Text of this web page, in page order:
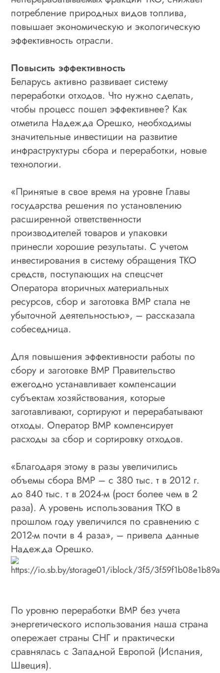
потребление природных видов топлива,
повышает экономическую и экологическую
эффективность отрасли.
Повысить эффективность
Беларусь активно развивает систему
переработки отходов. Что нужно сделать,
чтобы процесс пошел эффективнее? Как
отметила Надежда Орешко, необходимы
значительные инвестиции на развитие
инфраструктуры сбора и переработки, новые
технологии.
«Принятые в свое время на уровне Главы
государства решения по установлению
расширенной ответственности
производителей товаров и упаковки
принесли хорошие результаты. С учетом
инвестирования в систему обращения ТКО
средств, поступающих на спецсчет
Оператора вторичных материальных
ресурсов, сбор и заготовка ВМР стала не
убыточной деятельностью», – рассказала
собеседница.
Для повышения эффективности работы по
сбору и заготовке ВМР Правительство
ежегодно устанавливает компенсации
субъектам хозяйствования, которые
заготавливают, сортируют и перерабатывают
отходы. Оператор ВМР компенсирует
расходы за сбор и сортировку отходов.
«Благодаря этому в разы увеличились
объемы сбора ВМР – с 380 тыс. т в 2012 г.
до 840 тыс. т в 2024‑м (рост более чем в 2
раза). А уровень использования ТКО в
прошлом году увеличился по сравнению с
2012‑м почти в 4 раза», – привела данные
Надежда Орешко.
По уровню переработки ВМР без учета
энергетического использования наша страна
опережает страны СНГ и практически
сравнялась с Западной Европой (Испания,
Швеция).